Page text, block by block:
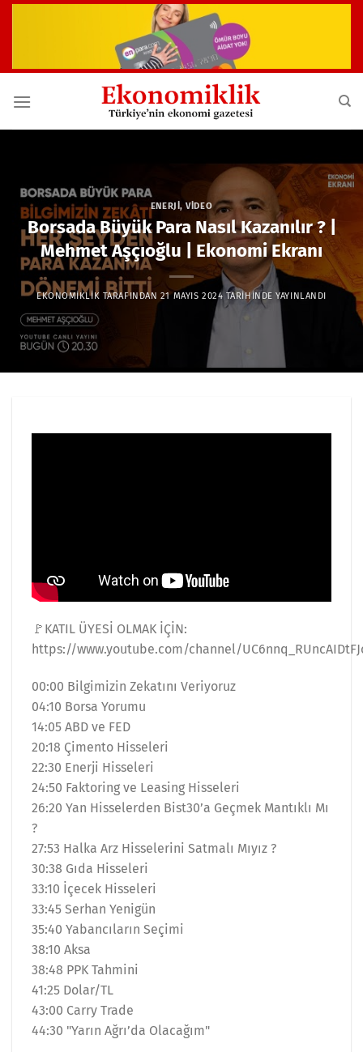
ENERJI,VIDEO
Borsada Büyük Para Nasıl Kazanılır ? |
Mehmet Aşçıoğlu | Ekonomi Ekranı
EKONOMIKLIK TARAFINDAN 21 MAYIS 2024 TARIHINDE YAYINLANDI
🚩KATIL ÜYESİ OLMAK İÇİN:
https://www.youtube.com/channel/
00:00 Bilgimizin Zekatını Veriyoruz
04:10 Borsa Yorumu
14:05 ABD ve FED
20:18 Çimento Hisseleri
22:30 Enerji Hisseleri
24:50 Faktoring ve Leasing Hisseleri
26:20 Yan Hisselerden Bist30’a Geçmek Mantıklı Mı
?
27:53 Halka Arz Hisselerini Satmalı Mıyız ?
30:38 Gıda Hisseleri
33:10 İçecek Hisseleri
33:45 Serhan Yenigün
35:40 Yabancıların Seçimi
38:10 Aksa
38:48 PPK Tahmini
41:25 Dolar/TL
43:00 Carry Trade
44:30 "Yarın Ağrı’da Olacağım"